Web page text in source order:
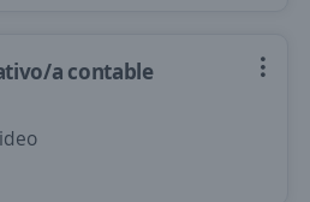
a contable